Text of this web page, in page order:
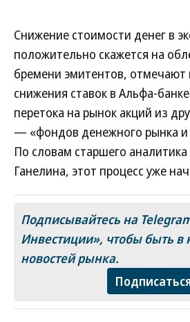
Снижение стоимости денег в
положительно скажется на
бремени эмитентов,
снижения ставок в Альфа-
перетока на рынок акций из
— «фондов денежного рынка и
По словам старшего
Ганелина, этот процесс уже
Подписывайтесь на
Инвестиции», чтобы быть в
новостей рынка.